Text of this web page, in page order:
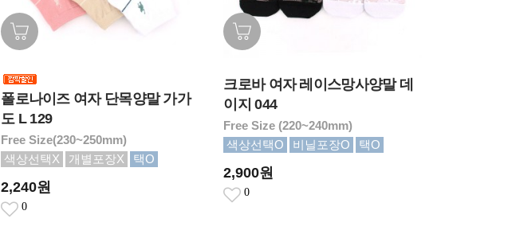
폴로나이즈 여자 단목양말 가가
도 L 129
Free Size(230~250mm)
색상선택X
개별포장X 택O
2,240원
0
크로바 여자 레이스망사양말 데
이지 044
Free Size (220~240mm)
색상선택O
비닐포장O 택O
2,900원
0